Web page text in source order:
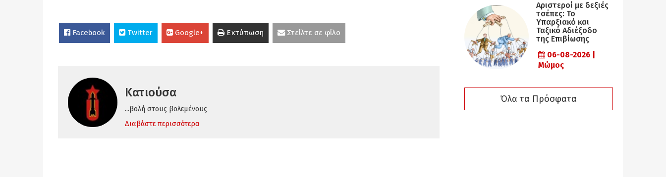
Facebook Twitter Google+ Εκτύπωση Στείλτε σε φίλο
Κατιούσα
...βολή στους βολεμένους
Διαβάστε περισσότερα
Αριστεροί με δεξιές
τσέπες: Το
Υπαρξιακό και
Ταξικό Αδιέξοδο
της Επιβίωσης
06-08-2026 |
Μώμος
Όλα τα Πρόσφατα